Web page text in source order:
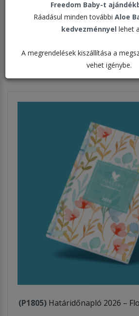
Freedom Baby-t
Ráadásul minden további Aloe
kedvezménnyel lehet
A megrendelések kiszállítása a
vehet igénybe.
Rendezés:
Megjelenítve:
(P1805) Határidőnapló 2026 –